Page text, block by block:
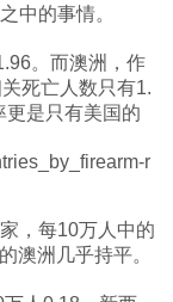
中的事情。
。而澳洲，作
死亡人数只有1.
更是只有美国的
r
，每10万人中的
澳洲几乎持平。